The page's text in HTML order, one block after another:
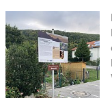
Impressum
Sitemap
Kontakt
Kulturlandschaft.
Tourismus
Positionierung.